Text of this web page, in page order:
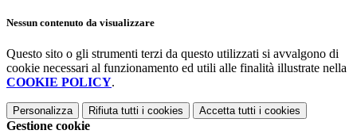
Nessun contenuto da visualizzare
Questo sito o gli strumenti terzi da questo utilizzati si avvalgono di
cookie necessari al funzionamento ed utili alle finalità illustrate nella
COOKIE POLICY.
Personalizza Rifiuta tutti i cookies Accetta tutti i cookies
Gestione cookie